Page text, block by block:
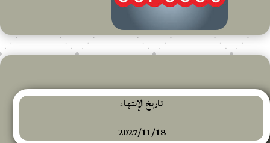
تاريخ الإنتهاء
2027/11/18